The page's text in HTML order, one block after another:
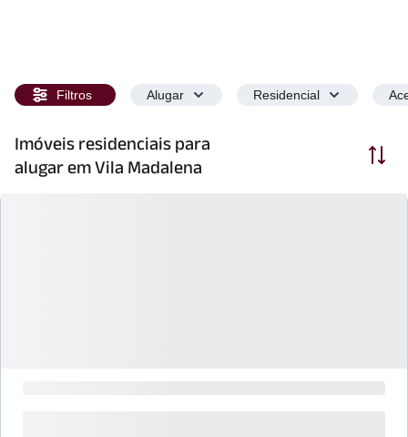
Filtros Alugar Residencial
Imóveis residenciais para
alugar em Vila Madalena
Ordenar